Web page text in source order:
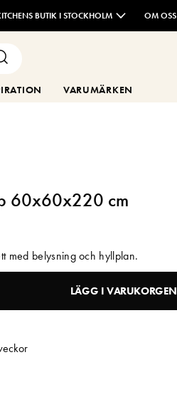
BUTIK I STOCKHOLM OM OSS
VARUMÄRKEN
60x60x220 cm
med belysning och hyllplan.
LÄGG I VARUKORGEN